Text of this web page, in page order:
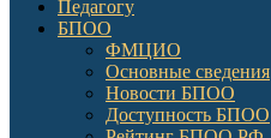
Педагогу
БПОО
ФМЦИО
Основные сведения
Новости БПОО
Доступность БПОО